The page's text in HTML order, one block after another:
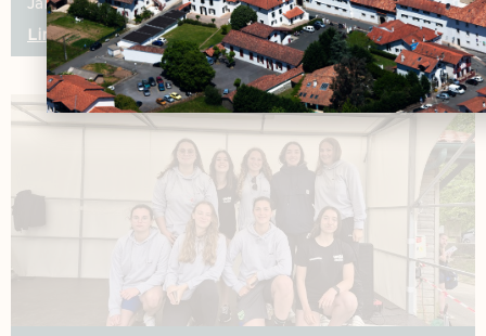
Lire la suite